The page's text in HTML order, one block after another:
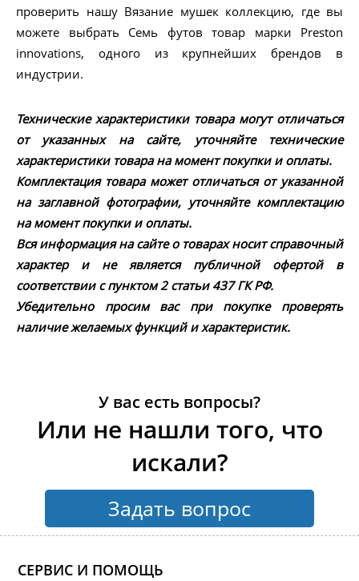
проверить нашу Вязание мушек коллекцию, где вы
можете выбрать Семь футов товар марки Preston
innovations, одного из крупнейших брендов в
индустрии.
Технические характеристики товара могут отличаться
от указанных на сайте, уточняйте технические
характеристики товара на момент покупки и оплаты.
Комплектация товара может отличаться от указанной
на заглавной фотографии, уточняйте комплектацию
на момент покупки и оплаты.
Вся информация на сайте о товарах носит справочный
характер и не является публичной офертой в
соответствии с пунктом 2 статьи 437 ГК РФ.
Убедительно просим вас при покупке проверять
наличие желаемых функций и характеристик.
У вас есть вопросы?
Или не нашли того, что
искали?
Задать вопрос
СЕРВИС И ПОМОЩЬ